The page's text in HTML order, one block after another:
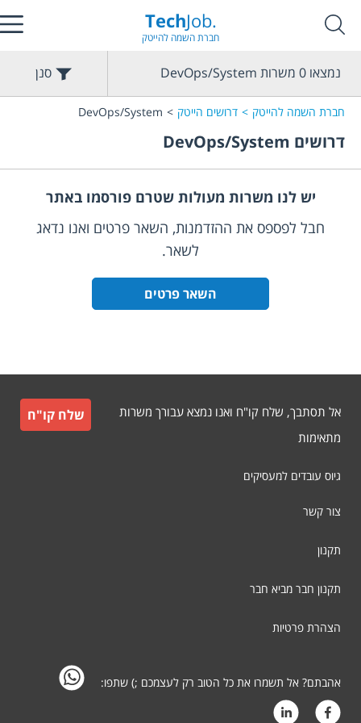
TechJob.
חברת השמה להייטק
חברת השמה להייטק דרושים הייטק DevOps/System
דרושים DevOps/System
נמצאו 0 משרות DevOps/System סנן
יש לנו משרות מעולות שטרם פורסמו באתר
חבל לפספס את ההזדמנות, השאר פרטים ואנו נדאג
לשאר.
השאר פרטים
אל תסתבך, שלח קו"ח ואנו נמצא עבורך משרות
מתאימות
שלח קו"ח
גיוס עובדים למעסיקים
צור קשר
תקנון
תקנון חבר מביא חבר
הצהרת פרטיות
אהבתם? אל תשמרו את כל הטוב רק לעצמכם ;) שתפו: